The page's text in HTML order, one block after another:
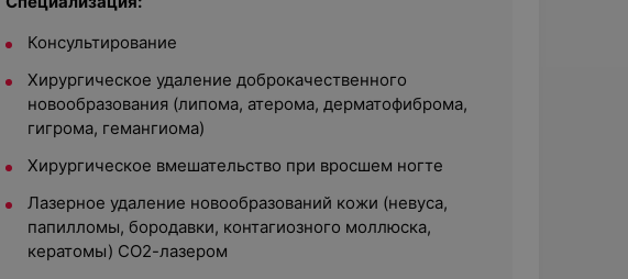
Консультирование
Хирургическое удаление доброкачественного
новообразования (липома, атерома, дерматофиброма,
гигрома, гемангиома)
Хирургическое вмешательство при вросшем ногте
Лазерное удаление новообразований кожи (невуса,
папилломы, бородавки, контагиозного моллюска,
кератомы) СО2-лазером